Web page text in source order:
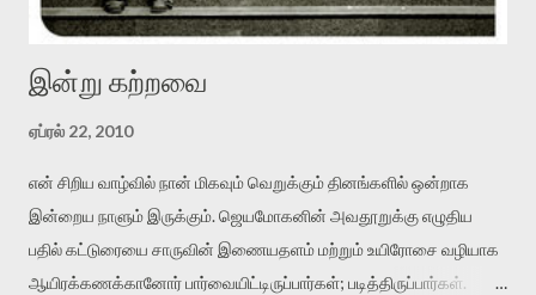
இன்று கற்றவை
ஏப்ரல் 22, 2010
என் சிறிய வாழ்வில் நான் மிகவும் வெறுக்கும் தினங்களில் ஒன்றாக
இன்றைய நாளும் இருக்கும். ஜெயமோகனின் அவதூறுக்கு எழுதிய
பதில் கட்டுரையை சாருவின் இணையதளம் மற்றும் உயிரோசை வழியாக
ஆயிரக்கணக்கானோர் பார்வையிட்டிருப்பார்கள்; படித்திருப்பார்கள்.